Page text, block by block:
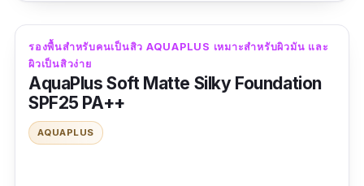
ตัวนี้เพื่อนที่เป็นแอร์ฯ แนะนำ บอกว่าเหมาะกับ
ช่วงเป็นสิว แต่ต้องการความนวลเนียนนีบนใบหน้า
เลยไปจัดมากค่ะ บีเอแนะนำดีมาก ๆ พาลองไม่
หยุด ทาแล้วให้ฟีลแมทท์ลื่น ๆ ไปบนผิวเลย ฟีล
คล้าย ๆ ลงไพรเมอร์ ช่วงอากาศเย็น แห้ง ไม่ต้อง
รองพื้นสำหรับคนเป็นสิว AQUAPLUS เหมาะสำหรับผิวมัน และ
ผิวเป็นสิวง่าย
AquaPlus Soft Matte Silky Foundation
SPF25 PA++
AQUAPLUS